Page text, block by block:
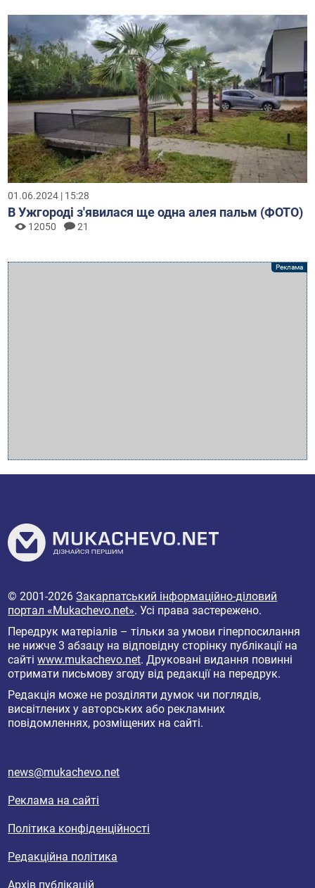
01.06.2024 | 15:28
В Ужгороді з'явилася ще одна алея пальм (ФОТО)
12050 21
© 2001-2026Закарпатський інформаційно-діловий
портал «Mukachevo.net». Усі права застережено.
Передрук матеріалів – тільки за умови гіперпосилання
не нижче 3 абзацу на відповідну сторінку публікації на
сайтіwww.mukachevo.net. Друковані видання повинні
отримати письмову згоду від редакції на передрук.
Редакція може не розділяти думок чи поглядів,
висвітлених у авторських або рекламних
повідомленнях, розміщених на сайті.
news@mukachevo.net
Реклама на сайті
Політика конфіденційності
Редакційна політика
Архів публікацій